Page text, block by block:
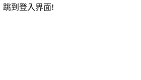
跳到登入界面!